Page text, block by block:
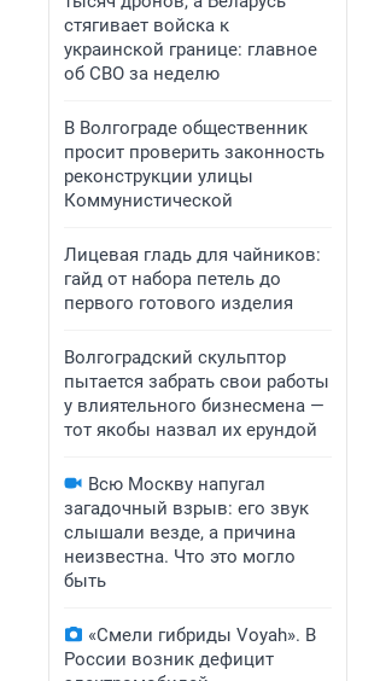
стягивает войска к
украинской границе: главное
об СВО за неделю
В Волгограде общественник
просит проверить законность
реконструкции улицы
Коммунистической
Лицевая гладь для чайников:
гайд от набора петель до
первого готового изделия
Волгоградский скульптор
пытается забрать свои работы
у влиятельного бизнесмена —
тот якобы назвал их ерундой
Всю Москву напугал
загадочный взрыв: его звук
слышали везде, а причина
неизвестна. Что это могло
быть
«Смели гибриды Voyah». В
России возник дефицит